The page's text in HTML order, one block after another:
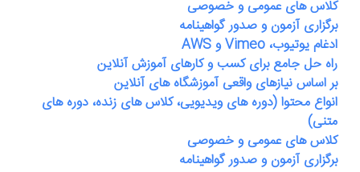
کلاس های عمومی و خصوصی
برگزاری آزمون و صدور گواهینامه
ادغام یوتیوب، Vimeo و AWS
راه حل جامع برای کسب و کارهای آموزش آنلاین
بر اساس نیازهای واقعی آموزشگاه های آنلاین
انواع محتوا (دوره های ویدیویی، کلاس های زنده، دوره های
متنی)
کلاس های عمومی و خصوصی
برگزاری آزمون و صدور گواهینامه